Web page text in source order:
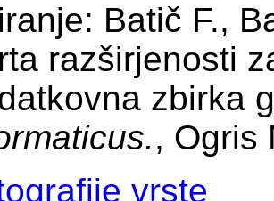
Batič F.,
razširjenosti
zbirka
, Ogris
vrste